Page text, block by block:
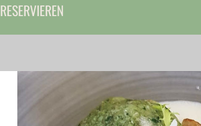
RESERVIEREN